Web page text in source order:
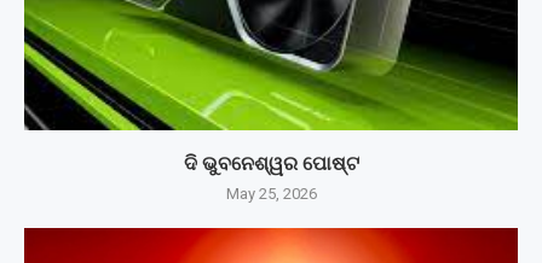
ଦି ଭୁବନେଶ୍ୱର ପୋଷ୍ଟ
May 25, 2026